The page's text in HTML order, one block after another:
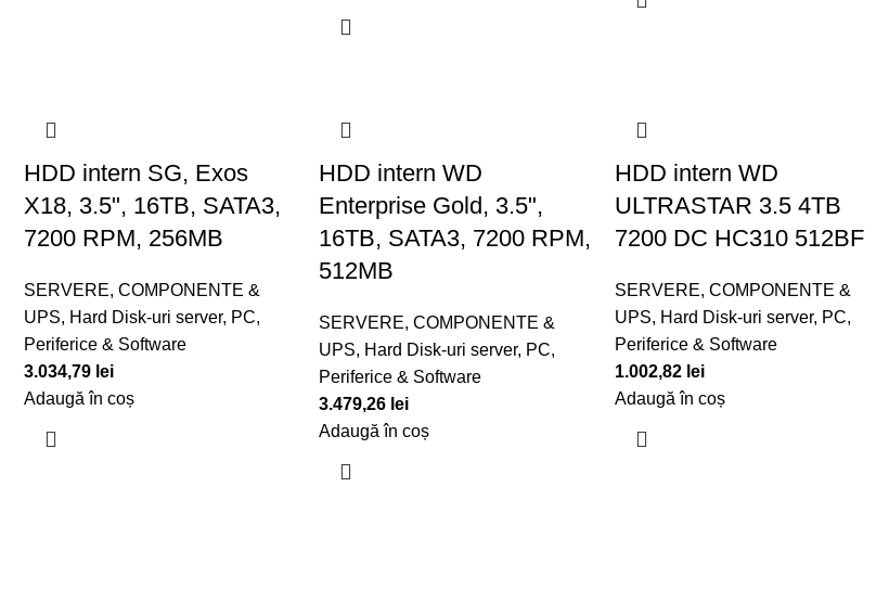
HDD intern SG, Exos
X18, 3.5", 16TB, SATA3,
7200 RPM, 256MB
SERVERE, COMPONENTE &
UPS, Hard Disk-uri server, PC,
Periferice & Software
3.034,79 lei
Adaugă în coș
HDD intern WD
Enterprise Gold, 3.5",
16TB, SATA3, 7200 RPM,
512MB
SERVERE, COMPONENTE &
UPS, Hard Disk-uri server, PC,
Periferice & Software
3.479,26 lei
Adaugă în coș
HDD intern WD
ULTRASTAR 3.5 4TB
7200 DC HC310 512BF
SERVERE, COMPONENTE &
UPS, Hard Disk-uri server, PC,
Periferice & Software
1.002,82 lei
Adaugă în coș